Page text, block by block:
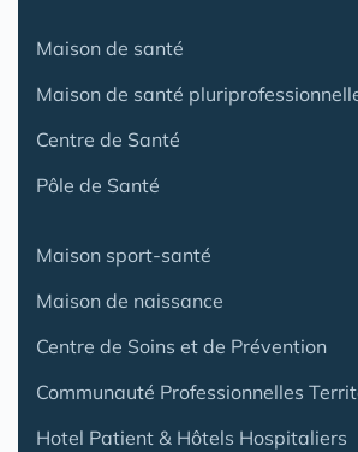
Maison de santé
Maison de santé
Centre de Santé
Pôle de Santé
Maison sport-santé
Maison de naissance
Centre de Soins et de Prévention
Communauté Professionnelles
Hotel Patient & Hôtels Hospitaliers